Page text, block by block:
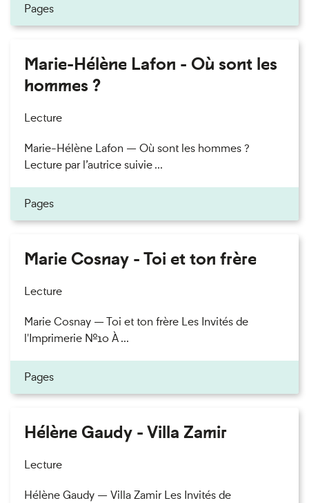
Pages
Marie-Hélène Lafon - Où sont les
hommes ?
Lecture
Marie-Hélène Lafon — Où sont les hommes ?
Lecture par l’autrice suivie ...
Pages
Marie Cosnay - Toi et ton frère
Lecture
Marie Cosnay — Toi et ton frère Les Invités de
l'Imprimerie n°10 À ...
Pages
Hélène Gaudy - Villa Zamir
Lecture
Hélène Gaudy — Villa Zamir Les Invités de